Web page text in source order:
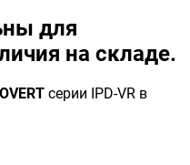
для
на складе.
серии IРD-VR в